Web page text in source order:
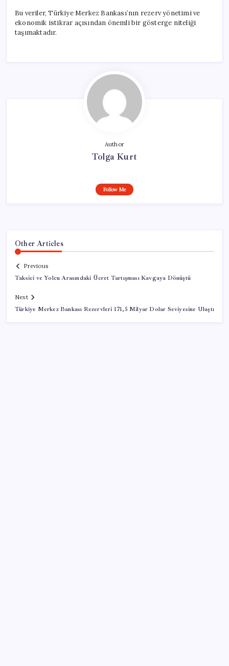
Bu veriler, Türkiye Merkez Bankası’nın rezerv yönetimi ve
ekonomik istikrar açısından önemli bir gösterge niteliği
taşımaktadır.
Author
Tolga Kurt
Follow Me
Other Articles
Previous
Taksici ve Yolcu Arasındaki Ücret Tartışması Kavgaya Dönüştü
Next
Türkiye Merkez Bankası Rezervleri 171,5 Milyar Dolar Seviyesine Ulaştı